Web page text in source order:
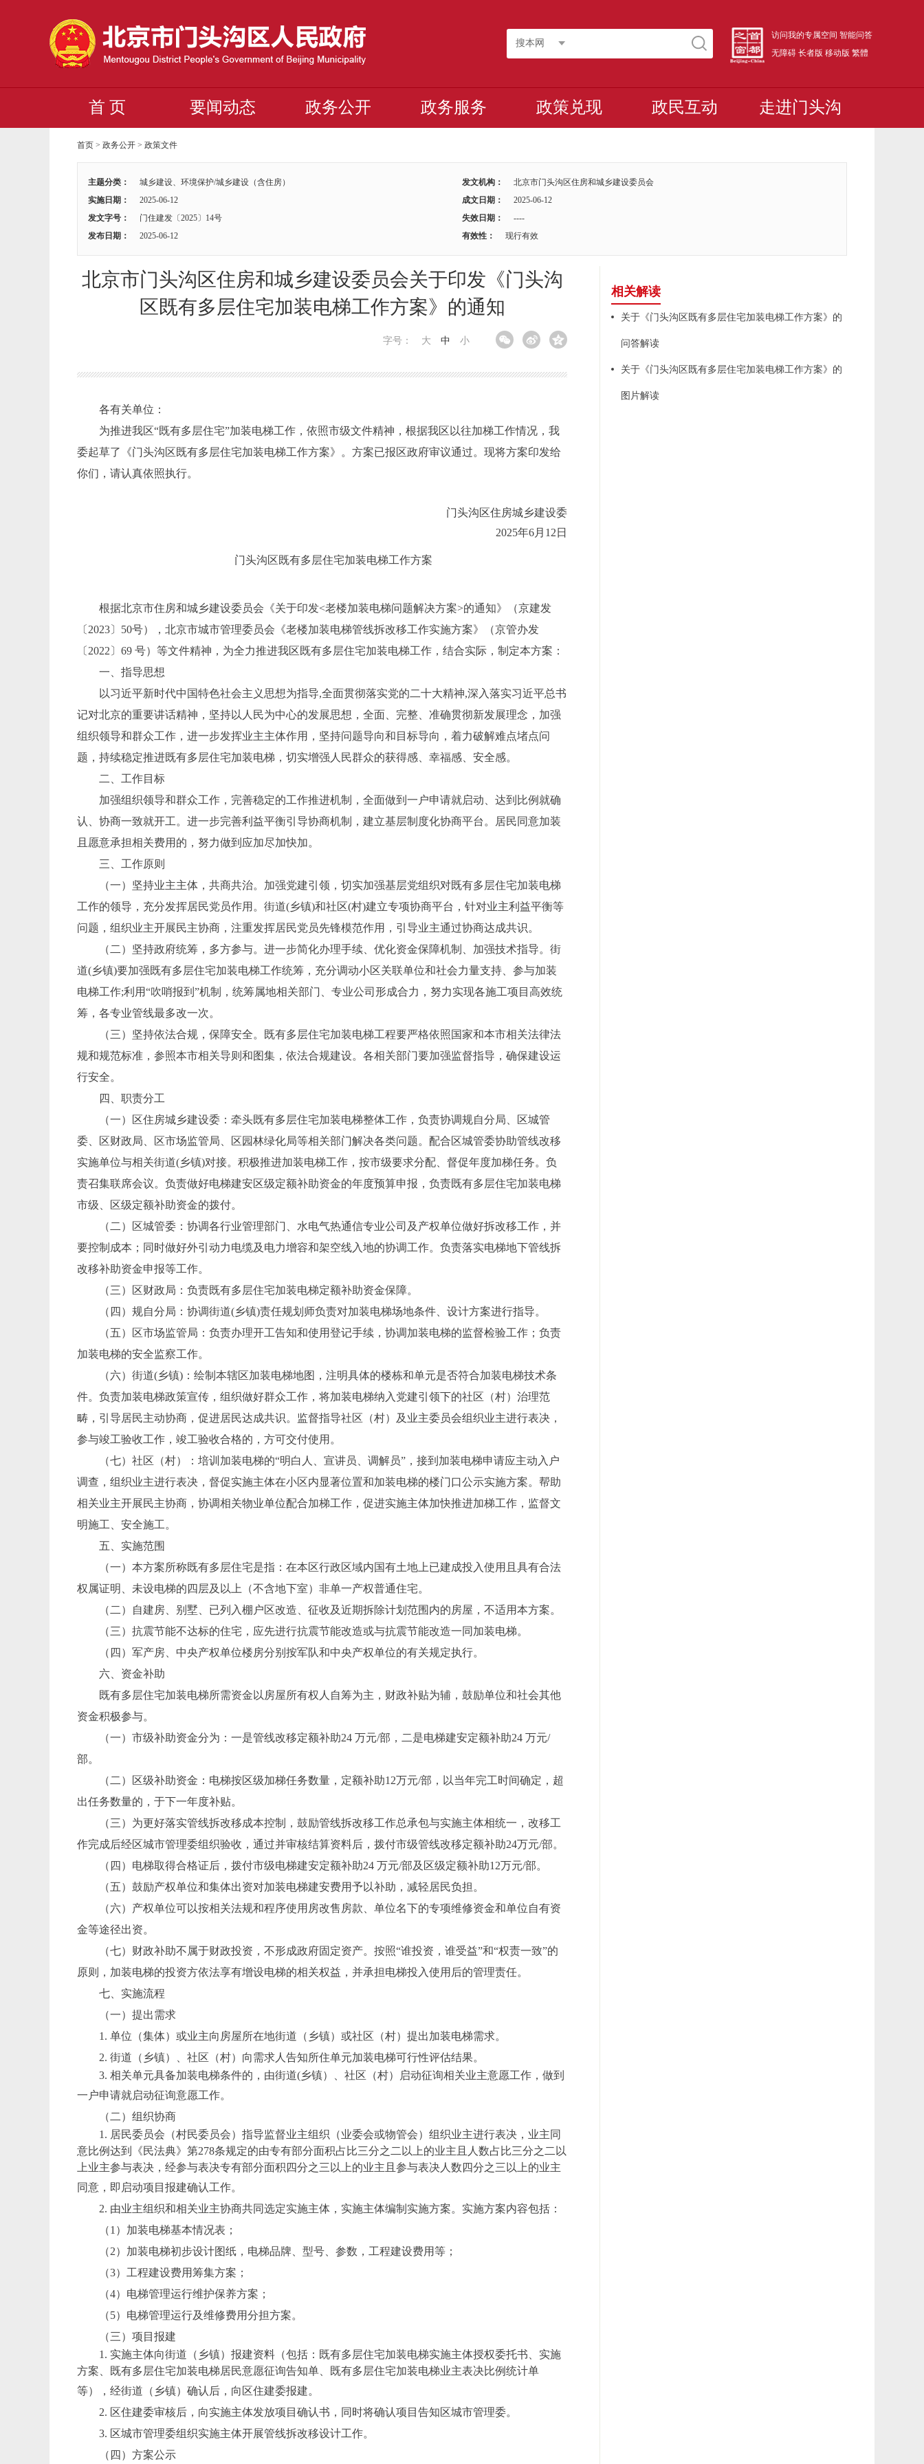
搜本网
访问我的专属空间 智能问答
无障碍 长者版 移动版 繁體
首 页 要闻动态 政务公开 政务服务 政策兑现 政民互动 走进门头沟
首页 >政务公开 >政策文件
主题分类： 城乡建设、环境保护/城乡建设（含住房） 发文机构：
北京市门头沟区住房和城乡建设委员会
实施日期：
2025-06-12 成文日期：
2025-06-12
发文字号：
门住建发〔2025〕14号 失效日期：
----
发布日期：
2025-06-12 有效性： 现行有效
北京市门头沟区住房和城乡建设委员会关于印发《门头沟
区既有多层住宅加装电梯工作方案》的通知
字号： 大 中 小
各有关单位 ：
为推进我区“既有多层住宅”加装电梯工作，依照市级文件精神，根据我区以往加梯工作情况，我
委起草了《门头沟区既有多层住宅加装电梯工作方案》。方案已报区政府审议通过。现将方案印发给
你们，请认真依照执行。
门头沟区住房城乡建设委
2025年6月 12 日
门头沟区既有多层住宅加装电梯工作方案
根据北京市住房和城乡建设委员会《关于印发<老楼加装电梯问题解决方案>的通知》（京建发
〔2023〕50号），北京市城市管理委员会《老楼加装电梯管线拆改移工作实施方案》（京管办发
〔2022〕69 号）等文件精神，为全力推进我区既有多层住宅加装电梯工作，结合实际，制定本方案：
一、指导思想
以习近平新时代中国特色社会主义思想为指导,全面贯彻落实党的二十大精神,深入落实习近平总书
记对北京的重要讲话精神，坚持以人民为中心的发展思想，全面、完整、准确贯彻新发展理念，加强
组织领导和群众工作，进一步发挥业主主体作用，坚持问题导向和目标导向，着力破解难点堵点问
题，持续稳定推进既有多层住宅加装电梯，切实增强人民群众的获得感、幸福感、安全感。
二、工作目标
加强组织领导和群众工作，完善稳定的工作推进机制，全面做到一户申请就启动、达到比例就确
认、协商一致就开工。进一步完善利益平衡引导协商机制，建立基层制度化协商平台。居民同意加装
且愿意承担相关费用的，努力做到应加尽加快加。
三、工作原则
（一）坚持业主主体，共商共治。 加强党建引领，切实加强基层党组织对既有多层住宅加装电梯
工作的领导，充分发挥居民党员作用。街道(乡镇)和社区(村)建立专项协商平台，针对业主利益平衡等
问题，组织业主开展民主协商，注重发挥居民党员先锋模范作用，引导业主通过协商达成共识。
（二）坚持政府统筹，多方参与。进一步简化办理手续、优化资金保障机制、加强技术指导。街
道(乡镇)要加强既有多层住宅加装电梯工作统筹，充分调动小区关联单位和社会力量支持、参与加装
电梯工作;利用“吹哨报到”机制，统筹属地相关部门、专业公司形成合力，努力实现各施工项目高效统
筹，各专业管线最多改一次。
（三）坚持依法合规，保障安全。 既有多层住宅加装电梯工程要严格依照国家和本市相关法律法
规和规范标准，参照本市相关导则和图集，依法合规建设。各相关部门要加强监督指导，确保建设运
行安全。
四、职责分工
（一）区住房城乡建设委：牵头既有多层住宅加装电梯整体工作，负责协调规自分局、区城管
委、区财政局、区市场监管局、区园林绿化局等相关部门解决各类问题。配合区城管委协助管线改移
实施单位与相关街道(乡镇)对接。积极推进加装电梯工作，按市级要求分配、督促年度加梯任务。负
责召集联席会议。负责做好电梯建安区级定额补助资金的年度预算申报，负责既有多层住宅加装电梯
市级、区级定额补助资金的拨付。
（二）区城管委：协调各行业管理部门、水电气热通信专业公司及产权单位做好拆改移工作，并
要控制成本；同时做好外引动力电缆及电力增容和架空线入地的协调工作。负责落实电梯地下管线拆
改移补助资金申报等工作。
（三）区财政局：负责既有多层住宅加装电梯定额补助资金保障。
（四）规自分局：协调街道(乡镇)责任规划师负责对加装电梯场地条件、设计方案进行指导。
（五）区市场监管局：负责办理开工告知和使用登记手续，协调加装电梯的监督检验工作；负责
加装电梯的安全监察工作。
（六）街道(乡镇)：绘制本辖区加装电梯地图，注明具体的楼栋和单元是否符合加装电梯技术条
件。负责加装电梯政策宣传，组织做好群众工作，将加装电梯纳入党建引领下的社区（村）治理范
畴，引导居民主动协商，促进居民达成共识。监督指导社区（村）及业主委员会组织业主进行表决，
参与竣工验收工作，竣工验收合格的，方可交付使用。
（七）社区（村）：培训加装电梯的“明白人、宣讲员、调解员”，接到加装电梯申请应主动入户
调查，组织业主进行表决，督促实施主体在小区内显著位置和加装电梯的楼门口公示实施方案。帮助
相关业主开展民主协商，协调相关物业单位配合加梯工作，促进实施主体加快推进加梯工作，监督文
明施工、安全施工。
五、实施范围
（一）本方案所称既有多层住宅是指：在本区行政区域内国有土地上已建成投入使用且具有合法
权属证明、未设电梯的四层及以上（不含地下室）非单一产权普通住宅。
（二）自建房、别墅、已列入棚户区改造、征收及近期拆除计划范围内的房屋，不适用本方案。
（三）抗震节能不达标的住宅，应先进行抗震节能改造或与抗震节能改造一同加装电梯。
（四）军产房、中央产权单位楼房分别按军队和中央产权单位的有关规定执行。
六、资金补助
既有多层住宅加装电梯所需资金以房屋所有权人自筹为主，财政补贴为辅，鼓励单位和社会其他
资金积极参与。
（一）市级补助资金分为：一是管线改移定额补助24万元/部，二是电梯建安定额补助24万元/
部。
（二）区级补助资金：电梯按区级加梯任务数量，定额补助12万元/部，以当年完工时间确定，超
出任务数量的，于下一年度补贴。
（三）为更好落实管线拆改移成本控制，鼓励管线拆改移工作总承包与实施主体相统一，改移工
作完成后经区城市管理委组织验收，通过并审核结算资料后，拨付市级管线改移定额补助24万元/部。
（四）电梯取得合格证后，拨付市级电梯建安定额补助24万元/部及区级定额补助12万元/部。
（五）鼓励产权单位和集体出资对加装电梯建安费用予以补助，减轻居民负担。
（六）产权单位可以按相关法规和程序使用房改售房款、单位名下的专项维修资金和单位自有资
金等途径出资。
（七）财政补助不属于财政投资，不形成政府固定资产。按照“谁投资，谁受益”和“权责一致”的
原则，加装电梯的投资方依法享有增设电梯的相关权益，并承担电梯投入使用后的管理责任。
七、实施流程
（一）提出需求
1. 单位（集体）或业主向房屋所在地街道（乡镇）或社区（村）提出加装电梯需求。
2. 街道（乡镇）、社区（村）向需求人告知所住单元加装电梯可行性评估结果。
3. 相关单元具备加装电梯条件的，由街道(乡镇）、社区（村）启动征询相关业主意愿工作，做到
一户申请就启动征询意愿工作。
（二）组织协商
1. 居民委员会（村民委员会）指导监督业主组织（业委会或物管会）组织业主进行表决，业主同
意比例达到《民法典》第278条规定的由专有部分面积占比三分之二以上的业主且人数占比三分之二以
上业主参与表决，经参与表决专有部分面积四分之三以上的业主且参与表决人数四分之三以上的业主
同意，即启动项目报建确认工作。
2. 由业主组织和相关业主协商共同选定实施主体，实施主体编制实施方案。实施方案内容包括：
（1）加装电梯基本情况表；
（2）加装电梯初步设计图纸，电梯品牌、型号、参数，工程建设费用等；
（3）工程建设费用筹集方案；
（4）电梯管理运行维护保养方案；
（5）电梯管理运行及维修费用分担方案。
（三）项目报建
1. 实施主体向街道（乡镇）报建资料（包括：既有多层住宅加装电梯实施主体授权委托书、实施
方案、既有多层住宅加装电梯居民意愿征询告知单、既有多层住宅加装电梯业主表决比例统计单
等），经街道（乡镇）确认后，向区住建委报建。
2. 区住建委审核后，向实施主体发放项目确认书，同时将确认项目告知区城市管理委。
3. 区城市管理委组织实施主体开展管线拆改移设计工作。
（四）方案公示
相关解读
关于《门头沟区既有多层住宅加装电梯工作方案》的
问答解读
关于《门头沟区既有多层住宅加装电梯工作方案》的
图片解读